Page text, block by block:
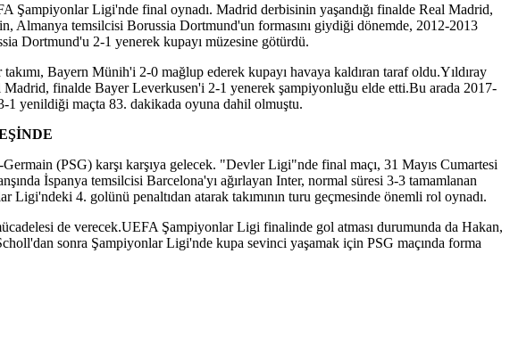
Şampiyonlar Ligi'nde final oynadı. Madrid derbisinin yaşandığı finalde Real Madrid,
Almanya temsilcisi Borussia Dortmund'un formasını giydiği dönemde, 2012-2013
Dortmund'u 2-1 yenerek kupayı müzesine götürdü.
Bayern Münih'i 2-0 mağlup ederek kupayı havaya kaldıran taraf oldu.Yıldıray
finalde Bayer Leverkusen'i 2-1 yenerek şampiyonluğu elde etti.Bu arada 2017-
1 yenildiği maçta 83. dakikada oyuna dahil olmuştu.
(PSG) karşı karşıya gelecek. "Devler Ligi"nde final maçı, 31 Mayıs Cumartesi
İspanya temsilcisi Barcelona'yı ağırlayan Inter, normal süresi 3-3 tamamlanan
4. golünü penaltıdan atarak takımının turu geçmesinde önemli rol oynadı.
de verecek.UEFA Şampiyonlar Ligi finalinde gol atması durumunda da Hakan,
sonra Şampiyonlar Ligi'nde kupa sevinci yaşamak için PSG maçında forma